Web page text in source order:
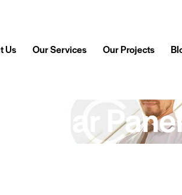
Us Our Services Our Projects
Solar